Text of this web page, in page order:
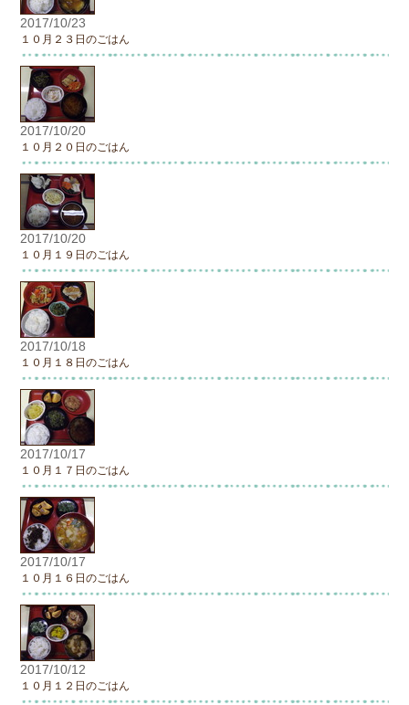
2017/10/23
１０月２３日のごはん
2017/10/20
１０月２０日のごはん
2017/10/20
１０月１９日のごはん
2017/10/18
１０月１８日のごはん
2017/10/17
１０月１７日のごはん
2017/10/17
１０月１６日のごはん
2017/10/12
１０月１２日のごはん